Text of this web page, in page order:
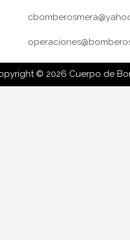
© 2026 Cuerpo de